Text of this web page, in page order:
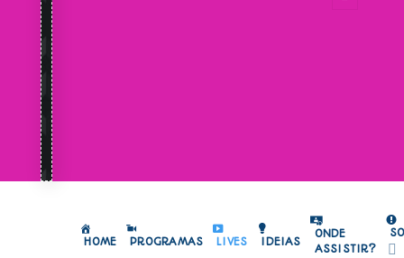
HOME PROGRAMAS LIVES IDEIAS
ONDE
ASSISTIR?